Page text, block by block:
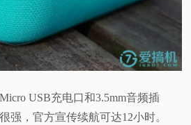
USB充电口和3.5mm音频插
强，官方宣传续航可达12小时。